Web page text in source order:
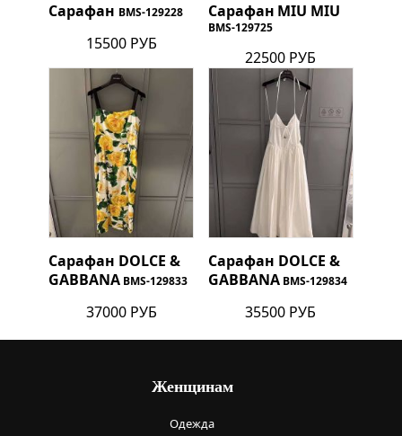
Сарафан BMS-129228
15500 РУБ
Сарафан MIU MIU
BMS-129725
22500 РУБ
Сарафан DOLCE &
GABBANA BMS-129833
37000 РУБ
Сарафан DOLCE &
GABBANA BMS-129834
35500 РУБ
Женщинам
Одежда